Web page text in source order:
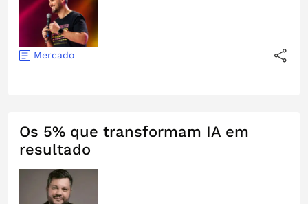
Mercado
Os 5% que transformam IA em
resultado